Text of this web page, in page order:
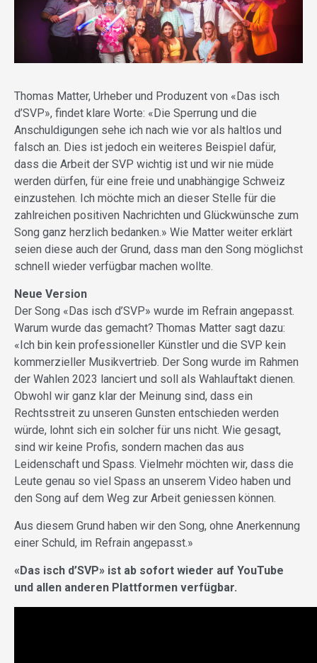
Thomas Matter, Urheber und Produzent von «Das isch
d’SVP», findet klare Worte: «Die Sperrung und die
Anschuldigungen sehe ich nach wie vor als haltlos und
falsch an. Dies ist jedoch ein weiteres Beispiel dafür,
dass die Arbeit der SVP wichtig ist und wir nie müde
werden dürfen, für eine freie und unabhängige Schweiz
einzustehen. Ich möchte mich an dieser Stelle für die
zahlreichen positiven Nachrichten und Glückwünsche zum
Song ganz herzlich bedanken.» Wie Matter weiter erklärt
seien diese auch der Grund, dass man den Song möglichst
schnell wieder verfügbar machen wollte.
Neue Version
Der Song «Das isch d’SVP» wurde im Refrain angepasst.
Warum wurde das gemacht? Thomas Matter sagt dazu:
«Ich bin kein professioneller Künstler und die SVP kein
kommerzieller Musikvertrieb. Der Song wurde im Rahmen
der Wahlen 2023 lanciert und soll als Wahlauftakt dienen.
Obwohl wir ganz klar der Meinung sind, dass ein
Rechtsstreit zu unseren Gunsten entschieden werden
würde, lohnt sich ein solcher für uns nicht. Wie gesagt,
sind wir keine Profis, sondern machen das aus
Leidenschaft und Spass. Vielmehr möchten wir, dass die
Leute genau so viel Spass an unserem Video haben und
den Song auf dem Weg zur Arbeit geniessen können.
Aus diesem Grund haben wir den Song, ohne Anerkennung
einer Schuld, im Refrain angepasst.»
«Das isch d’SVP» ist ab sofort wieder auf YouTube
und allen anderen Plattformen verfügbar.